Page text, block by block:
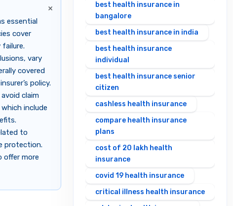
×
cover
vary
covered
policy.
claim
include
to
protection.
offer more
best health insurance in
bangalore
best health insurance in india
best health insurance
individual
best health insurance senior
citizen
cashless health insurance
compare health insurance
plans
cost of 20 lakh health
insurance
covid 19 health insurance
critical illness health insurance